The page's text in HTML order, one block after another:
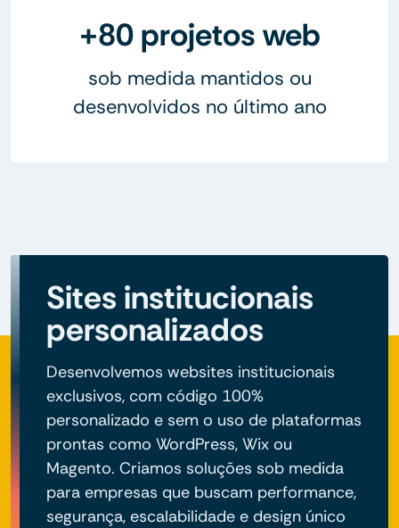
+80 projetos web
sob medida mantidos ou
desenvolvidos no último ano
Sites institucionais
personalizados
Desenvolvemos websites institucionais
exclusivos, com código 100%
personalizado e sem o uso de plataformas
prontas como WordPress, Wix ou
Magento. Criamos soluções sob medida
para empresas que buscam performance,
segurança, escalabilidade e design único